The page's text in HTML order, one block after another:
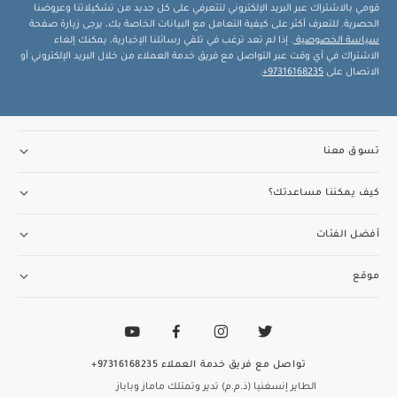
قومي بالاشتراك عبر البريد الإلكتروني لتتعرفي على كل جديد من تشكيلاتنا وعروضنا
الحصرية. للتعرف أكثر على كيفية التعامل مع البيانات الخاصة بك، يرجى زيارة صفحة
سياسة الخصوصية . إذا لم تعد ترغب في تلقي رسائلنا الإخبارية، يمكنك إلغاء
الاشتراك في أي وقت عبر التواصل مع فريق خدمة العملاء من خلال البريد الإلكتروني أو
الاتصال على 97316168235+
.
تسوق معنا
كيف يمكننا مساعدتك؟
أفضل الفئات
موقع
الطاير إنسغنيا (ذ.م.م) تدير وتمتلك ماماز وباباز
تواصل مع فريق خدمة العملاء 97316168235+